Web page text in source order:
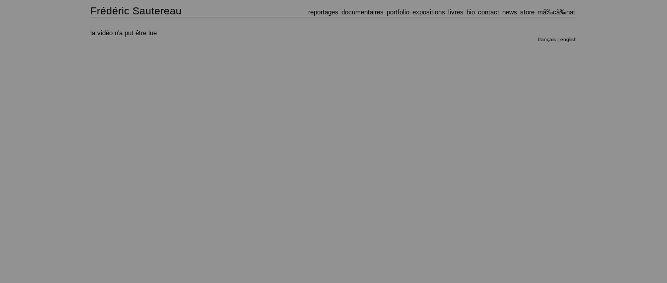
Frédéric Sautereau reportages documentaires portfolio expositions livres bio contact news store mã‰cã‰nat
la vidéo n'a put être lue
français | english